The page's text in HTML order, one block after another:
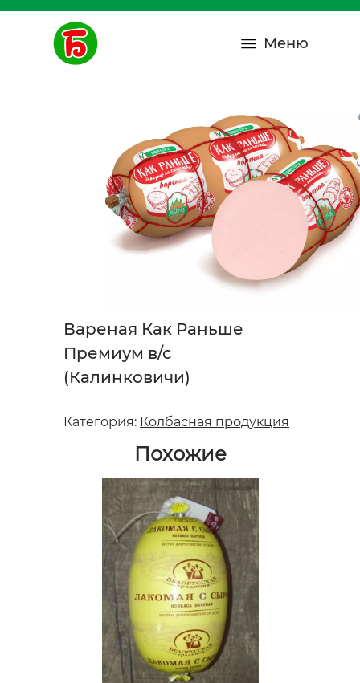
Меню
Вареная Как Раньше
Премиум в/с
(Калинковичи)
Категория: Колбасная продукция
Похожие